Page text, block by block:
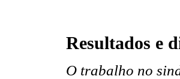
Resultados e
O trabalho no